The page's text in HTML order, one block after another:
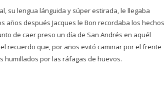
su lengua lánguida y súper estirada, le llegaba
años después Jacques le Bon recordaba los hechos
de caer preso un día de San Andrés en aquél
recuerdo que, por años evitó caminar por el frente
humillados por las ráfagas de huevos.